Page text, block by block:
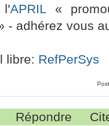
l'APRIL «
- adhérez vous
libre: RefPerSys
Répondre